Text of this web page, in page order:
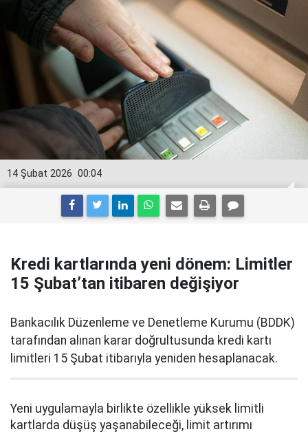
00:04
14 Şubat 2026
Kredi kartlarında yeni dönem: Limitler
15 Şubat’tan itibaren değişiyor
Bankacılık Düzenleme ve Denetleme Kurumu (BDDK)
tarafından alınan karar doğrultusunda kredi kartı
limitleri 15 Şubat itibarıyla yeniden hesaplanacak.
Yeni uygulamayla birlikte özellikle yüksek limitli
kartlarda düşüş yaşanabileceği, limit artırımı